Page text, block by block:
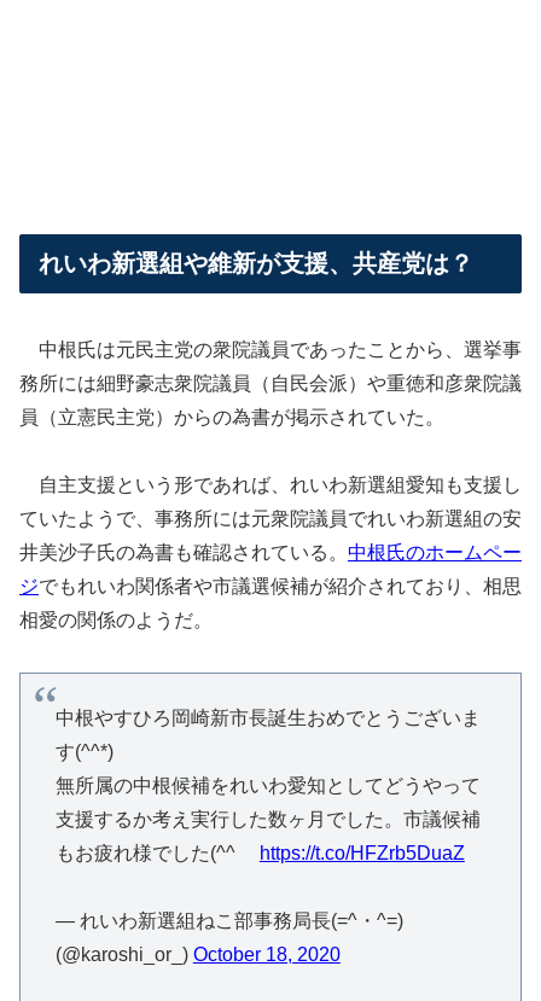
れいわ新選組や維新が支援、共産党は？
中根氏は元民主党の衆院議員であったことから、選挙事
務所には細野豪志衆院議員（自民会派）や重徳和彦衆院議
員（立憲民主党）からの為書が掲示されていた。
自主支援という形であれば、れいわ新選組愛知も支援し
ていたようで、事務所には元衆院議員でれいわ新選組の安
井美沙子氏の為書も確認されている。 中根氏のホームペー
ジでもれいわ関係者や市議選候補が紹介されており、相思
相愛の関係のようだ。
中根やすひろ岡崎新市長誕生おめでとうございま
す(^^*)
無所属の中根候補をれいわ愛知としてどうやって
支援するか考え実行した数ヶ月でした。市議候補
もお疲れ様でした(^^ゞ
https://t.co/HFZrb5DuaZ
— れいわ新選組ねこ部事務局長(=^・^=)
(@karoshi_or_) October 18, 2020